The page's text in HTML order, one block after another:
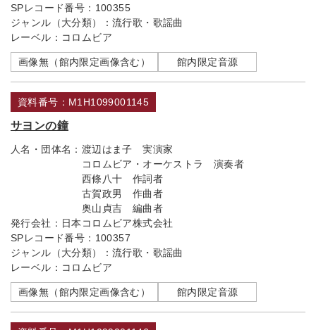
SPレコード番号： 100355
ジャンル（大分類）： 流行歌・歌謡曲
レーベル： コロムビア
画像無（館内限定画像含む） 館内限定音源
資料番号：M1H1099001145
サヨンの鐘
人名・団体名： 渡辺はま子 実演家
コロムビア・オーケストラ 演奏者
西條八十 作詞者
古賀政男 作曲者
奥山貞吉 編曲者
発行会社： 日本コロムビア株式会社
SPレコード番号： 100357
ジャンル（大分類）： 流行歌・歌謡曲
レーベル： コロムビア
画像無（館内限定画像含む） 館内限定音源